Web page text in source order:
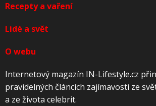
Recepty a vaření
Lidé a svět
O webu
Internetový magazín IN-Lifestyle.cz
pravidelných článcích zajímavosti ze
a ze života celebrit.